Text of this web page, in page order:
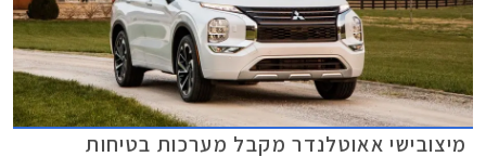
מיצובישי אאוטלנדר מקבל מערכות בטיחות